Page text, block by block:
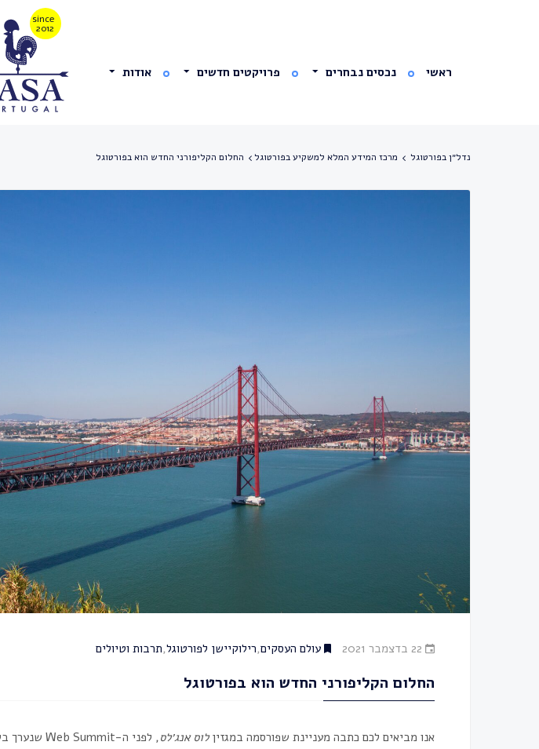
ראשי נכסים נבחרים פרויקטים חדשים אודות
נדל״ן בפורטוגל מרכז המידע המלא למשקיע בפורטוגל החלום הקליפורני החדש הוא בפורטוגל
22 בדצמבר 2021 עולם העסקים,רילוקיישן לפורטוגל,תרבות וטיולים
החלום הקליפורני החדש הוא בפורטוגל
אנו מביאים לכם כתבה מעניינת שפורסמה במגזין לוס אנג׳לס, לפני ה-Web Summit
שנערך